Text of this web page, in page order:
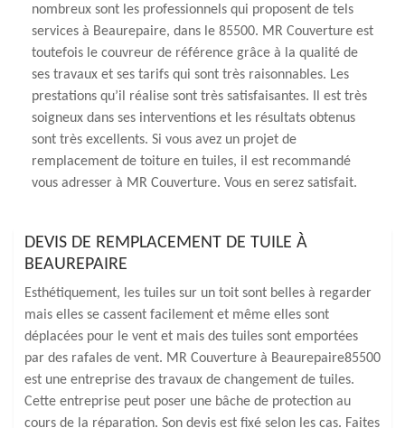
nombreux sont les professionnels qui proposent de tels
services à Beaurepaire, dans le 85500. MR Couverture est
toutefois le couvreur de référence grâce à la qualité de
ses travaux et ses tarifs qui sont très raisonnables. Les
prestations qu’il réalise sont très satisfaisantes. Il est très
soigneux dans ses interventions et les résultats obtenus
sont très excellents. Si vous avez un projet de
remplacement de toiture en tuiles, il est recommandé
vous adresser à MR Couverture. Vous en serez satisfait.
DEVIS DE REMPLACEMENT DE TUILE À
BEAUREPAIRE
Esthétiquement, les tuiles sur un toit sont belles à regarder
mais elles se cassent facilement et même elles sont
déplacées pour le vent et mais des tuiles sont emportées
par des rafales de vent. MR Couverture à Beaurepaire85500
est une entreprise des travaux de changement de tuiles.
Cette entreprise peut poser une bâche de protection au
cours de la réparation. Son devis est fixé selon les cas. Faites